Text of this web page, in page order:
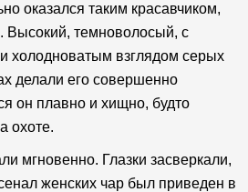
оказался таким красавчиком,
Высокий, темноволосый, с
холодноватым взглядом серых
делали его совершенно
он плавно и хищно, будто
охоте.
мгновенно. Глазки засверкали,
женских чар был приведен в